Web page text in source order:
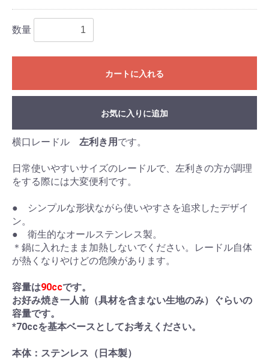
数量
カートに入れる
お気に入りに追加
横口レードル 左利き用 です。
日常使いやすいサイズのレードルで、左利きの方が調理
をする際には大変便利です。
● シンプルな形状ながら使いやすさを追求したデザイ
ン。
● 衛生的なオールステンレス製。
＊鍋に入れたまま加熱しないでください。レードル自体
が熱くなりやけどの危険があります。
容量は90ccです。
お好み焼き一人前（具材を含まない生地のみ）ぐらいの
容量です。
*70ccを基本ベースとしてお考えください。
本体：ステンレス（日本製）